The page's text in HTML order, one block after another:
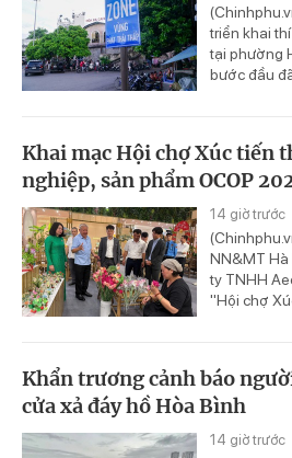
triển khai
tại phường
bước đầu
Khai mạc Hội chợ Xúc tiến
nghiệp, sản phẩm OCOP
14 giờ trước
NN&MT
ty TNHH
"Hội chợ
Khẩn trương cảnh báo
cửa xả đáy hồ Hòa Bình
14 giờ trước